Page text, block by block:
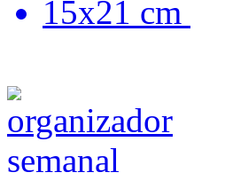
15x21 cm